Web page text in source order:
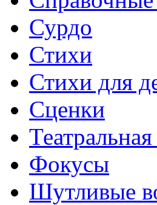
Сурдо
Стихи
Стихи для
Сценки
Фокусы
Шутливые